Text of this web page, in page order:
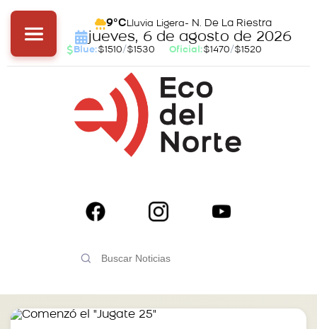
9°C Lluvia Ligera- N. De La Riestra
jueves, 6 de agosto de 2026
Blue:$1510/$1530 Oficial:$1470/$1520